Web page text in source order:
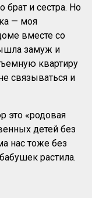
брат и сестра. Но
— моя
вместе со
замуж и
квартиру
связываться и
это «родовая
детей без
нас тоже без
растила.